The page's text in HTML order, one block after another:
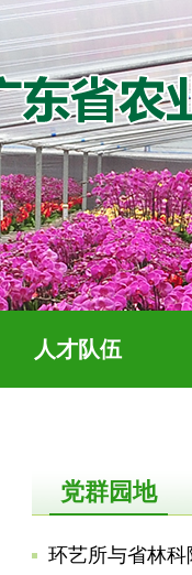
人才队伍
党群园地
环艺所与省林